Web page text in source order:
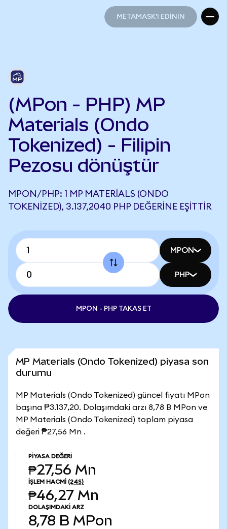
METAMASK'I EDİNİN
(MPon - PHP) MP
Materials (Ondo
Tokenized) - Filipin
Pezosu dönüştür
MPON/PHP: 1 MP MATERIALS (ONDO
TOKENIZED), 3.137,2040 PHP DEĞERINE EŞITTIR
MPON
PHP
MPON - PHP TAKAS ET
MP Materials (Ondo Tokenized) piyasa son
durumu
MP Materials (Ondo Tokenized) güncel fiyatı MPon
başına ₱3.137,20. Dolaşımdaki arzı 8,78 B MPon ve
MP Materials (Ondo Tokenized) toplam piyasa
değeri ₱27,56 Mn .
PIYASA DEĞERI
₱27,56 Mn
İŞLEM HACMI (24S)
₱46,27 Mn
DOLAŞIMDAKI ARZ
8,78 B MPon